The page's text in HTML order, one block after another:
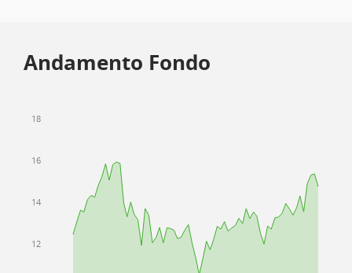
Andamento Fondo
12
14
16
18